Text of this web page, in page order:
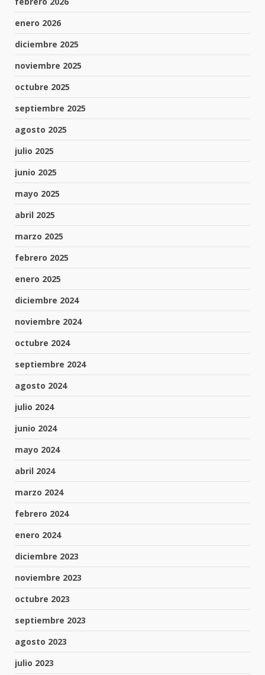
enero 2026
diciembre 2025
noviembre 2025
octubre 2025
septiembre 2025
agosto 2025
julio 2025
junio 2025
mayo 2025
abril 2025
marzo 2025
febrero 2025
enero 2025
diciembre 2024
noviembre 2024
octubre 2024
septiembre 2024
agosto 2024
julio 2024
junio 2024
mayo 2024
abril 2024
marzo 2024
febrero 2024
enero 2024
diciembre 2023
noviembre 2023
octubre 2023
septiembre 2023
agosto 2023
julio 2023